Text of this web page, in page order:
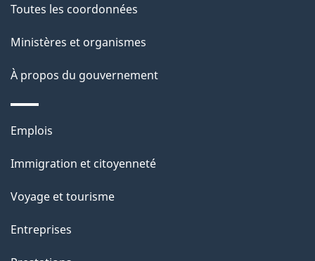
p
a
g
e
Toutes les coordonnées
Ministères et organismes
À propos du gouvernement
Thèmes
sujets
Emplois
Immigration et citoyenneté
Voyage et tourisme
Entreprises